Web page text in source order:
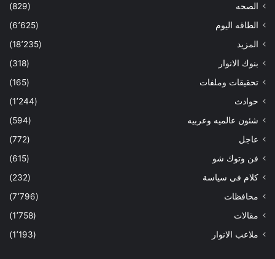
الصحه
(829)
الطاقه اليوم
(6٬625)
المزيد
(18٬235)
بنوك الانوار
(318)
تحقيقات وملفات
(165)
حوادث
(1٬244)
شئون عالميه وعربيه
(594)
عاجل
(772)
فن وتوك شو
(615)
كلام فى سياسة
(232)
محافظات
(7٬796)
مقالات
(1٬758)
ملاعب الانوار
(1٬193)